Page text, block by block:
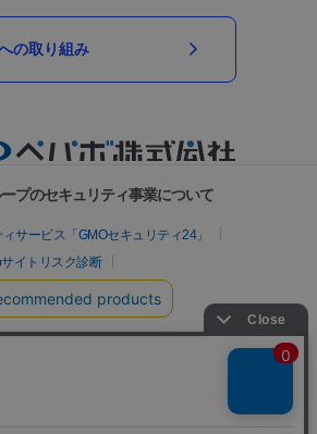
の取り組み
プのセキュリティ事業について
サービス「GMOセキュリティ24」
イトリスク診断
ーセキュリティ byイエラエ）
Security）